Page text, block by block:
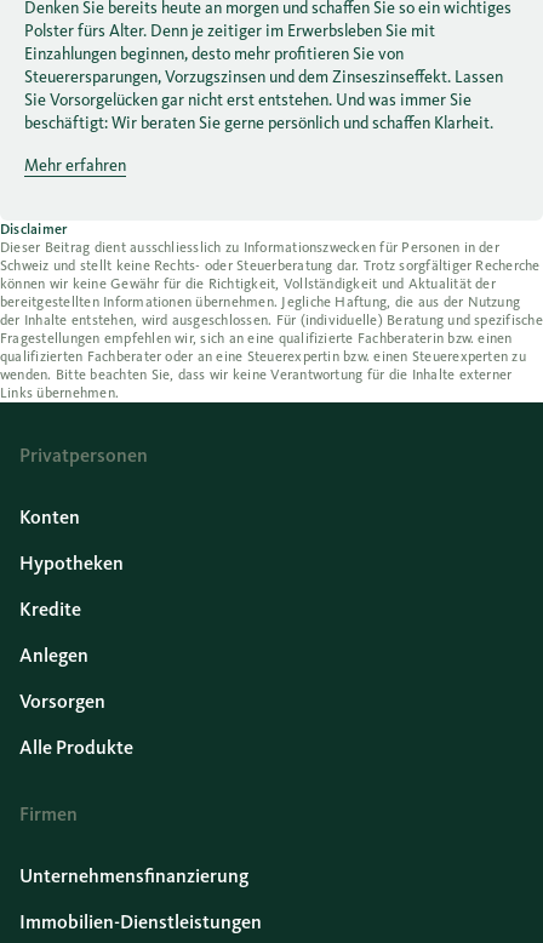
Denken Sie bereits heute an morgen und schaffen Sie so ein wichtiges
Polster fürs Alter. Denn je zeitiger im Erwerbsleben Sie mit
Einzahlungen beginnen, desto mehr profitieren Sie von
Steuerersparungen, Vorzugszinsen und dem Zinseszinseffekt. Lassen
Sie Vorsorgelücken gar nicht erst entstehen. Und was immer Sie
beschäftigt: Wir beraten Sie gerne persönlich und schaffen Klarheit.
Mehr erfahren
Disclaimer
Dieser Beitrag dient ausschliesslich zu Informationszwecken für Personen in der
Schweiz und stellt keine Rechts- oder Steuerberatung dar. Trotz sorgfältiger Recherche
können wir keine Gewähr für die Richtigkeit, Vollständigkeit und Aktualität der
bereitgestellten Informationen übernehmen. Jegliche Haftung, die aus der Nutzung
der Inhalte entstehen, wird ausgeschlossen. Für (individuelle) Beratung und spezifische
Fragestellungen empfehlen wir, sich an eine qualifizierte Fachberaterin bzw. einen
qualifizierten Fachberater oder an eine Steuerexpertin bzw. einen Steuerexperten zu
wenden. Bitte beachten Sie, dass wir keine Verantwortung für die Inhalte externer
Links übernehmen.
Privatpersonen
Konten
Hypotheken
Kredite
Anlegen
Vorsorgen
Alle Produkte
Firmen
Unternehmensfinanzierung
Immobilien-Dienstleistungen